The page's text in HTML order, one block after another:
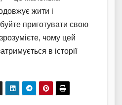
жити і
приготувати свою
чому цей
в історії